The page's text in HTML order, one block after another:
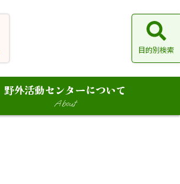
目的別検索
野外活動センターについて
About